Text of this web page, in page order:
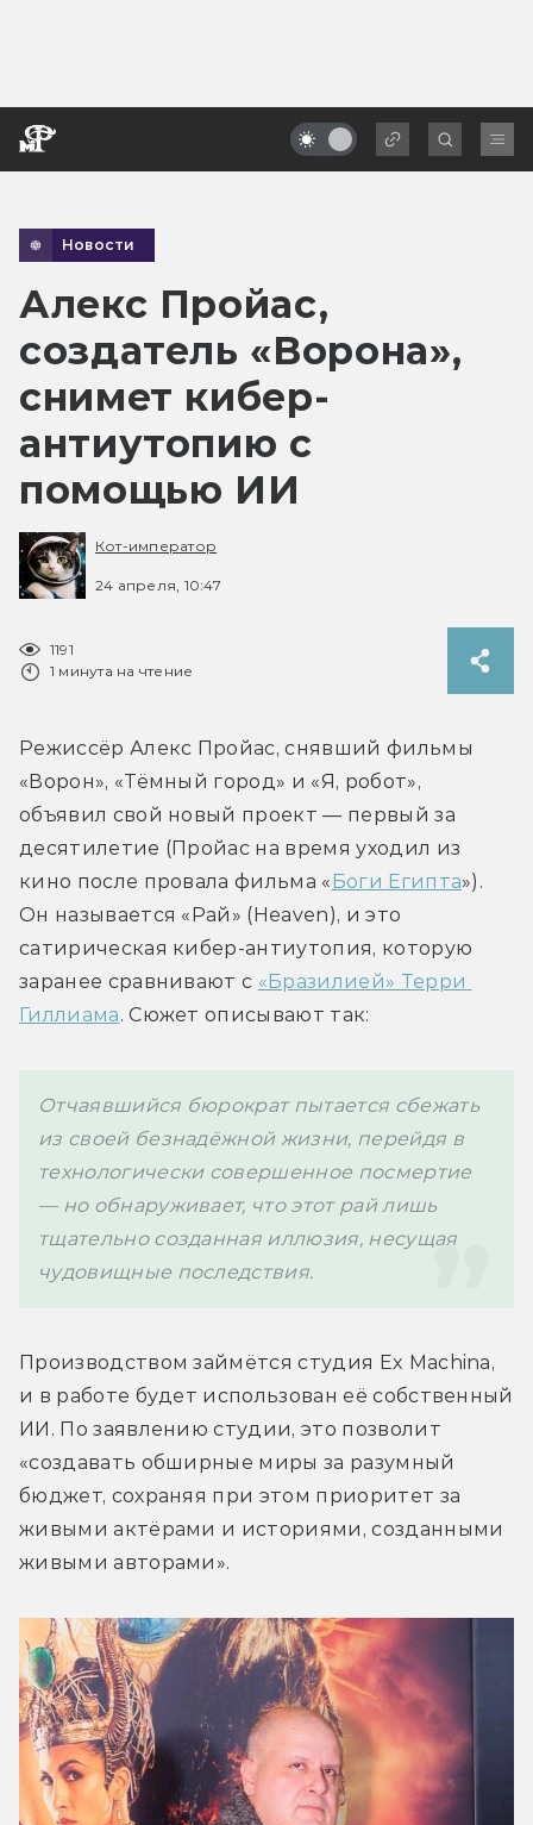
Новости
Алекс Пройас,
создатель «Ворона»,
снимет кибер-
антиутопию с
помощью ИИ
Кот-император
24 апреля, 10:47
1191
1 минута на чтение
Режиссёр Алекс Пройас, снявший фильмы
«Ворон», «Тёмный город» и «Я, робот»,
объявил свой новый проект — первый за
десятилетие (Пройас на время уходил из
кино после провала фильма «Боги Египта»).
Он называется «Рай» (Heaven), и это
сатирическая кибер-антиутопия, которую
заранее сравнивают с «Бразилией» Терри
Гиллиама
Отчаявшийся бюрократ пытается сбежать
из своей безнадёжной жизни, перейдя в
технологически совершенное посмертие
— но обнаруживает, что этот рай лишь
тщательно созданная иллюзия, несущая
Производством займётся студия Ex Machina,
и в работе будет использован её собственный
ИИ. По заявлению студии, это позволит
«создавать обширные миры за разумный
бюджет, сохраняя при этом приоритет за
живыми актёрами и историями, созданными
живыми авторами».